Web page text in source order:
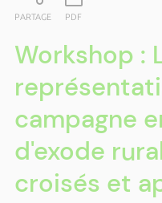
PARTAGE PDF
Workshop :
campagne
d'exode
croisés et